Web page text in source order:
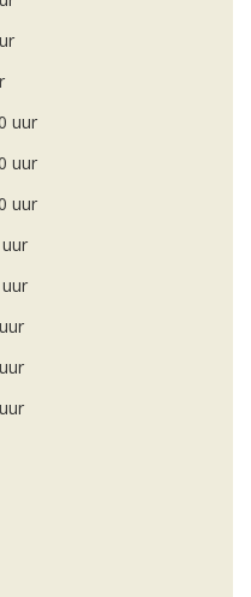
uur
uur
uur